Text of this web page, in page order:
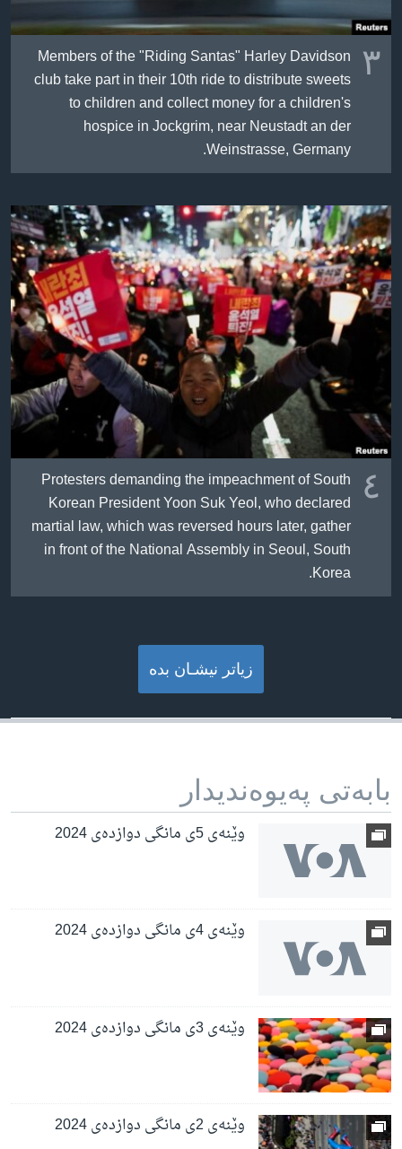
٣ Members of the "Riding Santas" Harley Davidson
club take part in their 10th ride to distribute sweets
to children and collect money for a children's
hospice in Jockgrim, near Neustadt an der
Weinstrasse, Germany.
٤ Protesters demanding the impeachment of South
Korean President Yoon Suk Yeol, who declared
martial law, which was reversed hours later, gather
in front of the National Assembly in Seoul, South
Korea.
زیاتر نیشـان بده‌
بابه‌تی په‌یوه‌ندیدار
وێنەی 5ی مانگی دوازدەی 2024
وێنەی 4ی مانگی دوازدەی 2024
وێنەی 3ی مانگی دوازدەی 2024
وێنەی 2ی مانگی دوازدەی 2024